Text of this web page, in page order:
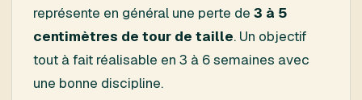
représente en général une perte de3 à 5
centimètres de tour de taille. Un objectif
tout à fait réalisable en 3 à 6 semaines avec
une bonne discipline.